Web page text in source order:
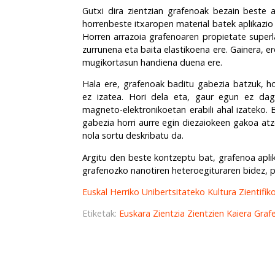
Gutxi dira zientzian grafenoak bezain
horrenbeste itxaropen material batek
Horren arrazoia grafenoaren propietate
zurrunena eta baita elastikoena ere. Gainera,
mugikortasun handiena duena ere.
Hala ere, grafenoak baditu gabezia batzuk,
ez izatea. Hori dela eta, gaur egun ez
magneto-elektronikoetan erabili ahal izateko.
gabezia horri aurre egin diezaiokeen gakoa
nola sortu deskribatu da.
Argitu den beste kontzeptu bat, grafenoa
grafenozko nanotiren heteroegituraren
Euskal Herriko Unibertsitateko Kultura
Etiketak: Euskara Zientzia Zientzien Kaiera